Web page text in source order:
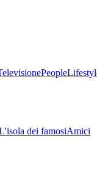
People
dei famosiAmici